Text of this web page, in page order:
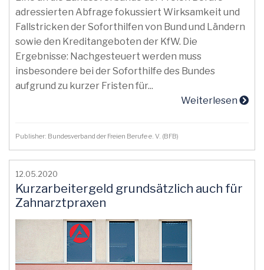
adressierten Abfrage fokussiert Wirksamkeit und
Fallstricken der Soforthilfen von Bund und Ländern
sowie den Kreditangeboten der KfW. Die
Ergebnisse: Nachgesteuert werden muss
insbesondere bei der Soforthilfe des Bundes
aufgrund zu kurzer Fristen für...
Weiterlesen
Publisher: Bundesverband der Freien Berufe e. V. (BFB)
12.05.2020
Kurzarbeitergeld grundsätzlich auch für
Zahnarztpraxen